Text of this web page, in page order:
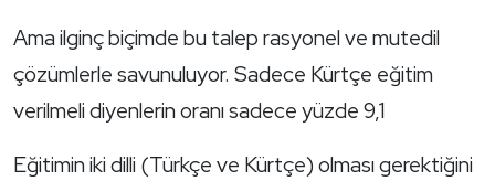
Ama ilginç biçimde bu talep rasyonel ve mutedil
çözümlerle savunuluyor. Sadece Kürtçe eğitim
verilmeli diyenlerin oranı sadece yüzde 9,1
Eğitimin iki dilli (Türkçe ve Kürtçe) olması gerektiğini